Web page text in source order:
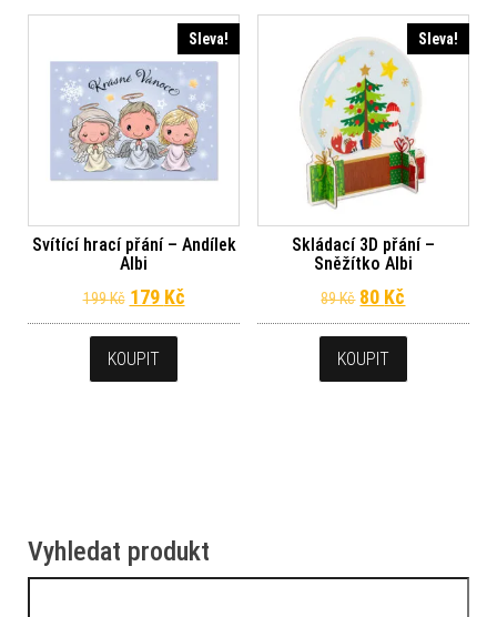
Sleva!
Svítící hrací přání – Andílek
Albi
199Kč Původní cena byla: 199 Kč.
179 KčAktuální cena je: 179 Kč.
KOUPIT
Sleva!
Skládací 3D přání –
Sněžítko Albi
89Kč Původní cena
80 Kč
KOUPIT
Vyhledat produkt